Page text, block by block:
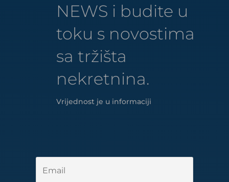
NEWS i budite u
toku s novostima
sa tržišta
nekretnina.
Vrijednost je u informaciji